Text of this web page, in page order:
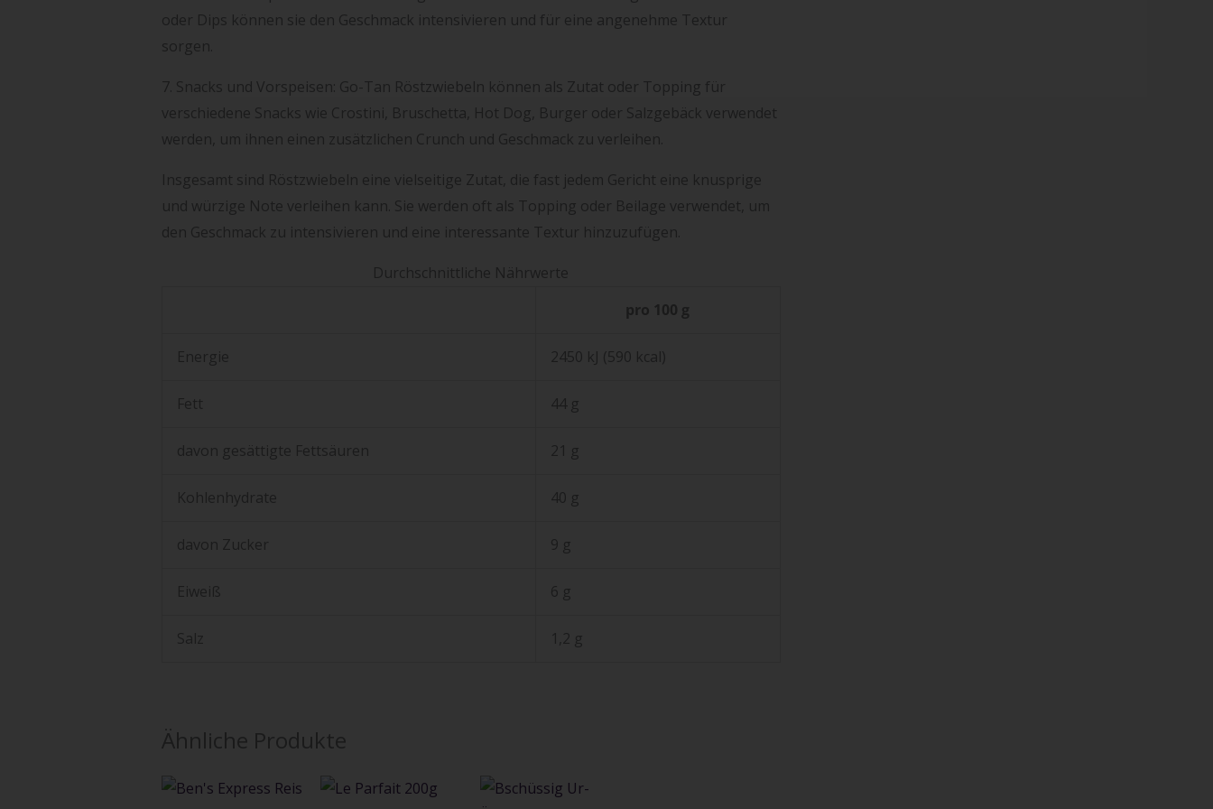
oder Dips können sie den Geschmack intensivieren und für eine angenehme Textur
sorgen.
7. Snacks und Vorspeisen: Go-Tan Röstzwiebeln können als Zutat oder Topping für
verschiedene Snacks wie Crostini, Bruschetta, Hot Dog, Burger oder Salzgebäck verwendet
werden, um ihnen einen zusätzlichen Crunch und Geschmack zu verleihen.
Insgesamt sind Röstzwiebeln eine vielseitige Zutat, die fast jedem Gericht eine knusprige
und würzige Note verleihen kann. Sie werden oft als Topping oder Beilage verwendet, um
den Geschmack zu intensivieren und eine interessante Textur hinzuzufügen.
Durchschnittliche Nährwerte
pro 100 g
Energie 2450 kJ (590 kcal)
Fett 44 g
davon gesättigte Fettsäuren 21 g
Kohlenhydrate 40 g
davon Zucker 9 g
Eiweiß 6 g
Salz 1,2 g
Ähnliche Produkte